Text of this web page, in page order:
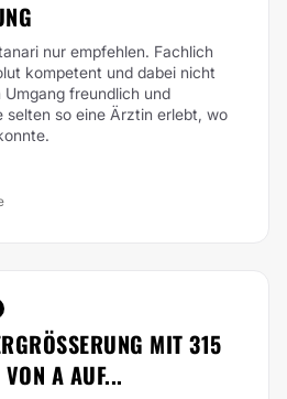
nur empfehlen. Fachlich
kompetent und dabei nicht
freundlich und
selten so eine Ärztin erlebt, wo
MIT 315 M
A AUF...